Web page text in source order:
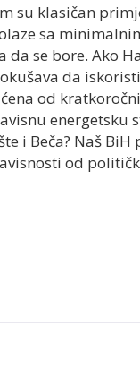
su klasičan
sa
se bore. Ako
da
od
energetsku
i Beča? Naš
od